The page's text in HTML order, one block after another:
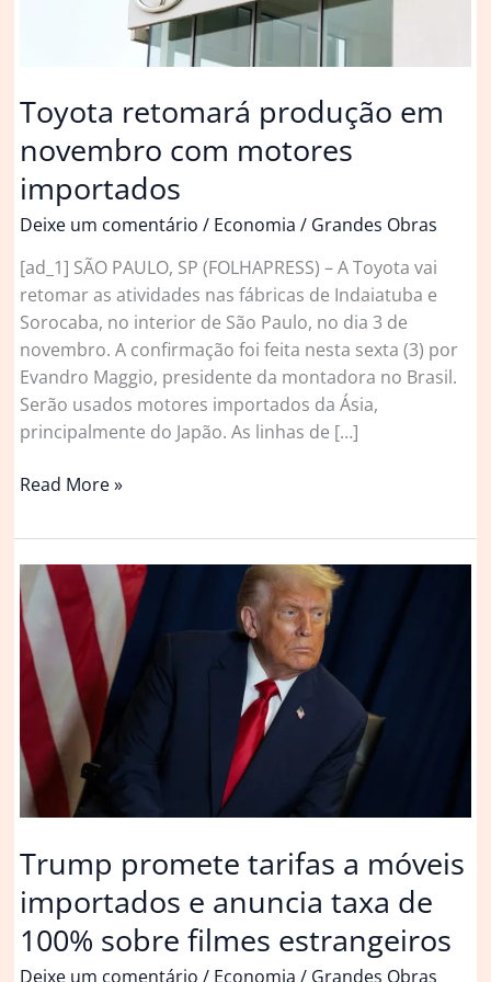
Toyota retomará produção em
novembro com motores
importados
Deixe um comentário / Economia / Grandes Obras
[ad_1] SÃO PAULO, SP (FOLHAPRESS) – A Toyota vai
retomar as atividades nas fábricas de Indaiatuba e
Sorocaba, no interior de São Paulo, no dia 3 de
novembro. A confirmação foi feita nesta sexta (3) por
Evandro Maggio, presidente da montadora no Brasil.
Serão usados motores importados da Ásia,
principalmente do Japão. As linhas de […]
Toyota
produção
em
novembro
com
motores
importados
Read More »
Trump promete tarifas a móveis
importados e anuncia taxa de
100% sobre filmes estrangeiros
Deixe um comentário / Economia / Grandes Obras